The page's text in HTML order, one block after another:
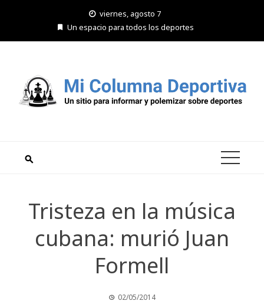
viernes, agosto 7
Un espacio para todos los deportes
Tristeza en la música
cubana: murió Juan
Formell
02/05/2014